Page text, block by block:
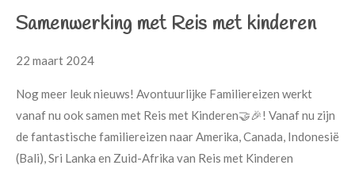
Samenwerking met Reis met kinderen
22 maart 2024
Nog meer leuk nieuws! Avontuurlijke Familiereizen werkt
vanaf nu ook samen met Reis met Kinderen🤝🎉! Vanaf nu zijn
de fantastische familiereizen naar Amerika, Canada, Indonesië
(Bali), Sri Lanka en Zuid-Afrika van Reis met Kinderen